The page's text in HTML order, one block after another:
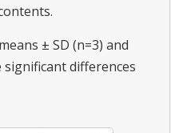
± SD (n=3) and
differences